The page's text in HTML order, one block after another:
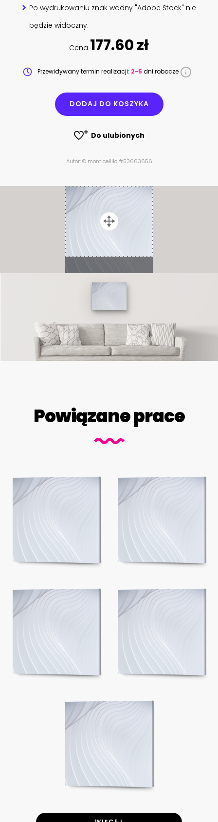
Po wydrukowaniu znak wodny "Adobe Stock" nie
będzie widoczny.
Cena 177.60 zł
Przewidywany termin realizacji: 2-5 dni robocze
DODAJ DO KOSZYKA
Do ulubionych
Autor: © monticellllo #53663656
Powiązane prace